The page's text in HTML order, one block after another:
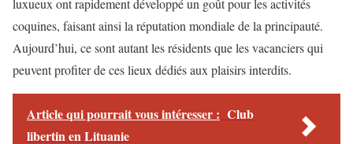
luxueux ont rapidement développé un goût pour les activités
coquines, faisant ainsi la réputation mondiale de la principauté.
Aujourd’hui, ce sont autant les résidents que les vacanciers qui
peuvent profiter de ces lieux dédiés aux plaisirs interdits.
Article qui pourrait vous intéresser : Club
libertin en Lituanie